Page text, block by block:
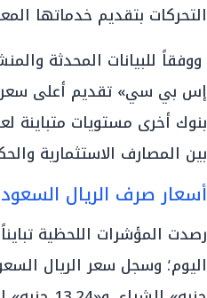
التحركات بتقديم خدماتها
ووفقاً للبيانات المحدثة
إس بي سي» تقديم أعلى سعر
بنوك أخرى مستويات متباينة
بين المصارف الاستثمارية
أسعار صرف الريال
رصدت المؤشرات اللحظية